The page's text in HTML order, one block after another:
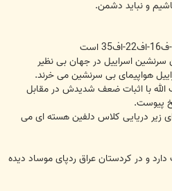
و نباید دشمن.
اسراییل در جهان بی نظیر
هواپیمای بی سرنشین می خرند.
حزب الله با اثبات ضعف شدیدش در مقابل
زیر دریایی کلاس دلفین هسته ای می
و در کردستان عراق ردپای موساد دیده